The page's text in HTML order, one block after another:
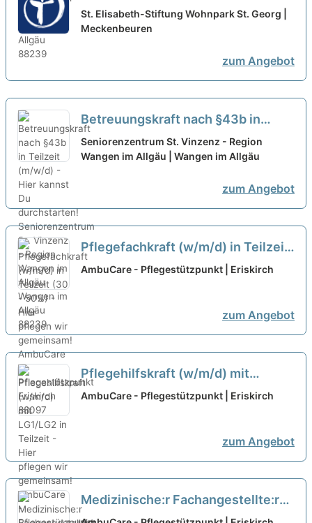
Teilzeit (75%) - Hier kannst Du
durchstarten!
St. Elisabeth-Stiftung Wohnpark St. Georg |
Meckenbeuren
zum Angebot
Betreuungskraft nach §43b in
Teilzeit (m/w/d) - Hier kannst Du
durchstarten!
neu
Seniorenzentrum St. Vinzenz - Region
Wangen im Allgäu | Wangen im Allgäu
zum Angebot
Pflegefachkraft (w/m/d) in Teilzeit
(30 - 50%) - Hier pflegen wir
AmbuCare - Pflegestützpunkt | Eriskirch
zum Angebot
Pflegehilfskraft (w/m/d) mit
LG1/LG2 in Teilzeit - Hier pflegen
AmbuCare - Pflegestützpunkt | Eriskirch
zum Angebot
Medizinische:r Fachangestellte:r
(w/m/d) für die